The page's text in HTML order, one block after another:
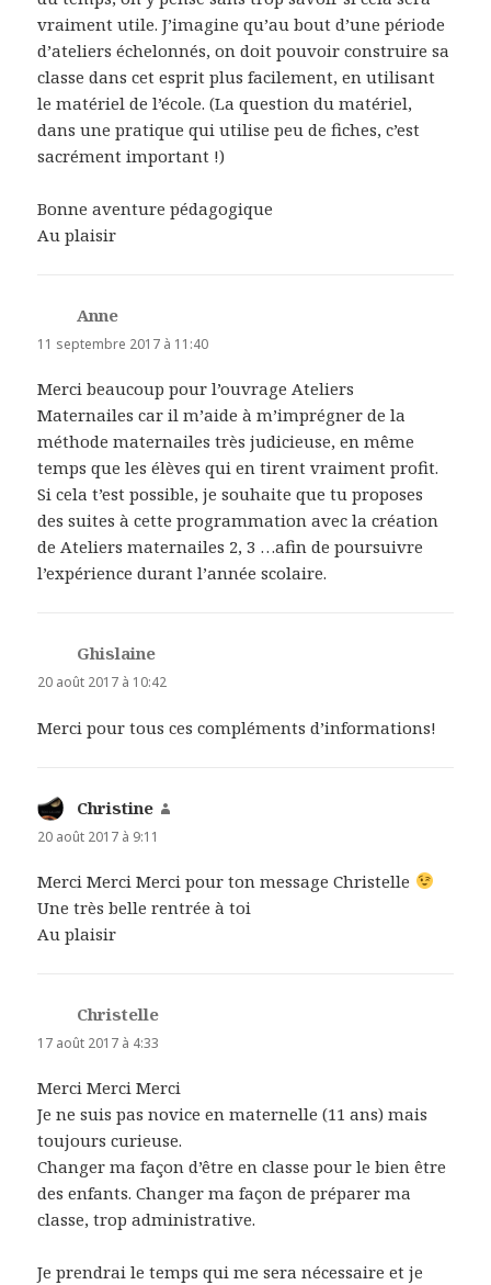
vraiment utile. J’imagine qu’au bout d’une période
d’ateliers échelonnés, on doit pouvoir construire sa
classe dans cet esprit plus facilement, en utilisant
le matériel de l’école. (La question du matériel,
dans une pratique qui utilise peu de fiches, c’est
sacrément important !)
Bonne aventure pédagogique
Au plaisir
Anne
11 septembre 2017 à 11:40
Merci beaucoup pour l’ouvrage Ateliers
Maternailes car il m’aide à m’imprégner de la
méthode maternailes très judicieuse, en même
temps que les élèves qui en tirent vraiment profit.
Si cela t’est possible, je souhaite que tu proposes
des suites à cette programmation avec la création
de Ateliers maternailes 2, 3 …afin de poursuivre
l’expérience durant l’année scolaire.
Ghislaine
20 août 2017 à 10:42
Merci pour tous ces compléments d’informations!
Christine
20 août 2017 à 9:11
Merci Merci Merci pour ton message Christelle
Une très belle rentrée à toi
Au plaisir
Christelle
17 août 2017 à 4:33
Merci Merci Merci
Je ne suis pas novice en maternelle (11 ans) mais
toujours curieuse.
Changer ma façon d’être en classe pour le bien être
des enfants. Changer ma façon de préparer ma
classe, trop administrative.
Je prendrai le temps qui me sera nécessaire et je